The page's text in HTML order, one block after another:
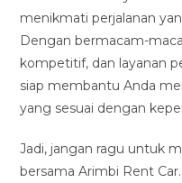
menikmati perjalanan
Dengan bermacam-
kompetitif, dan layanan
siap membantu Anda
yang sesuai dengan
Jadi, jangan ragu untuk
bersama Arimbi Rent